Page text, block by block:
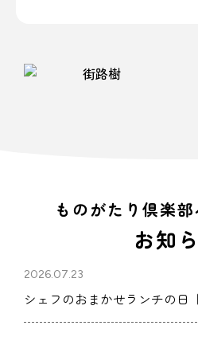
ものがたり倶楽
お知
2026.07.23
シェフのおまかせランチの日